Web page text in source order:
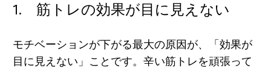
1. 筋トレの効果が目に見えない
モチベーションが下がる最大の原因が、「効果が
目に見えない」ことです。辛い筋トレを頑張って